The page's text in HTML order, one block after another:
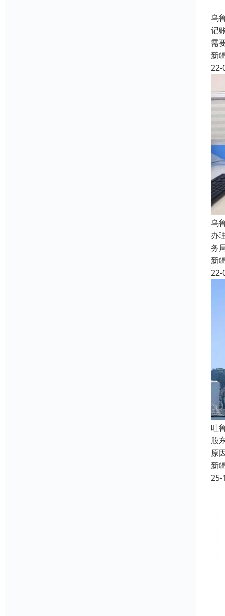
乌
记
需
新
22-
乌
办
务
新
22-
吐
股
原
新
25-